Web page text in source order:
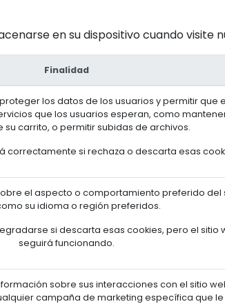
en su dispositivo cuando visite
Finalidad
los datos de los usuarios y permitir que
que los usuarios esperan, como
su carrito, o permitir subidas de archivos.
correctamente si rechaza o descarta esas
el aspecto o comportamiento preferido del
su idioma o región preferidos.
si descarta esas cookies, pero el sitio
seguirá funcionando.
sobre sus interacciones con el sitio
campaña de marketing específica que le